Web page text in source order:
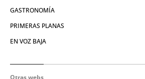
GASTRONOMÍA
PRIMERAS PLANAS
EN VOZ BAJA